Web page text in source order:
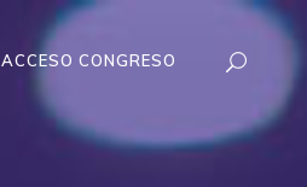
ACCESO CONGRESO